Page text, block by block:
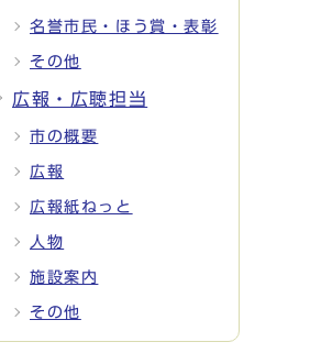
名誉市民・ほう賞・表彰
その他
広報・広聴担当
市の概要
広報
広報紙ねっと
人物
施設案内
その他